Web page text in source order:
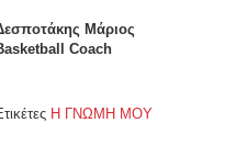
Μάριος
Coach
Η ΓΝΩΜΗ ΜΟΥ